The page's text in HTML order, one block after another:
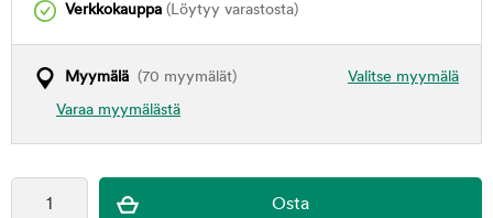
Verkkokauppa (Löytyy varastosta)
Valitse myymälä
Myymälä (70 myymälät)
Varaa myymälästä